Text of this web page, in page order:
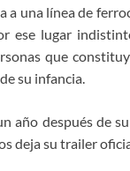
k
s
t
a una línea de
ese lugar
que
su infancia.
año después de
deja su trailer